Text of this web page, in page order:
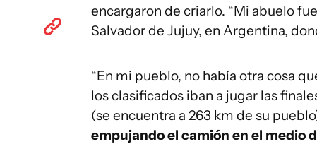
encargaron de criarlo. “Mi abuelo
Salvador de Jujuy, en Argentina,
“En mi pueblo, no había otra cosa
los clasificados iban a jugar las
(se encuentra a 263 km de su
empujando el camión en el medio